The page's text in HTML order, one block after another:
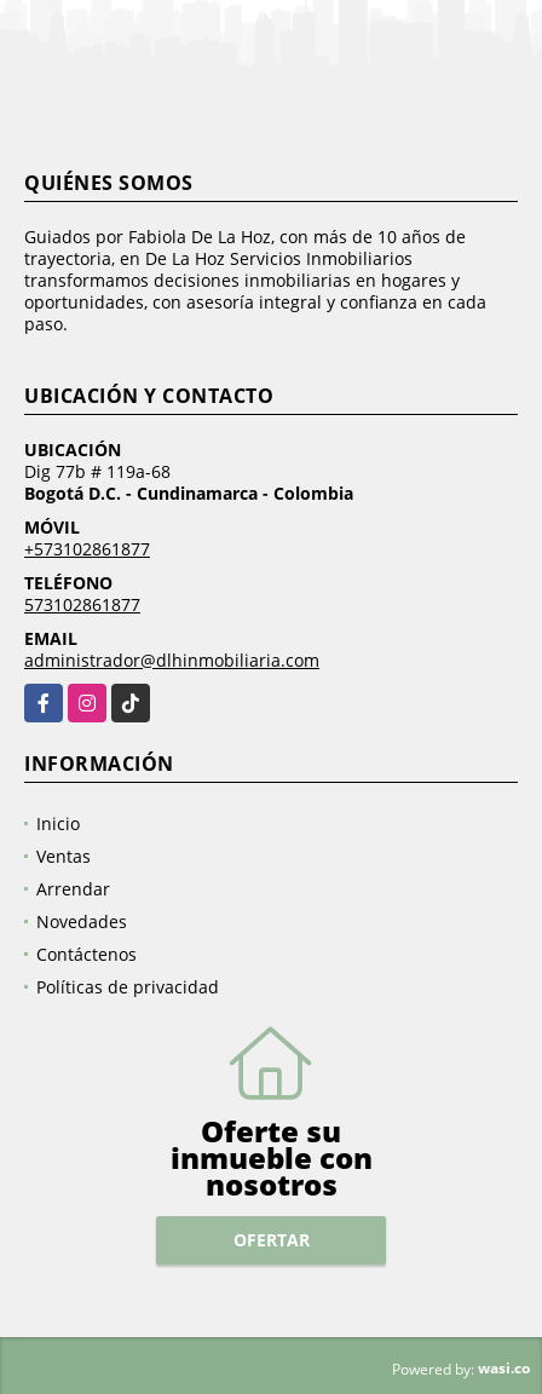
QUIÉNES SOMOS
Guiados por Fabiola De La Hoz, con más de 10 años de
trayectoria, en De La Hoz Servicios Inmobiliarios
transformamos decisiones inmobiliarias en hogares y
oportunidades, con asesoría integral y confianza en cada
paso.
UBICACIÓN Y CONTACTO
UBICACIÓN
Dig 77b # 119a-68
Bogotá D.C. - Cundinamarca - Colombia
MÓVIL
+573102861877
TELÉFONO
573102861877
EMAIL
administrador@dlhinmobiliaria.com
FacebookInstagramTikTok
INFORMACIÓN
Inicio
Ventas
Arrendar
Novedades
Contáctenos
Políticas de privacidad
Oferte su
inmueble con
nosotros
OFERTAR
Powered by: wasi.co